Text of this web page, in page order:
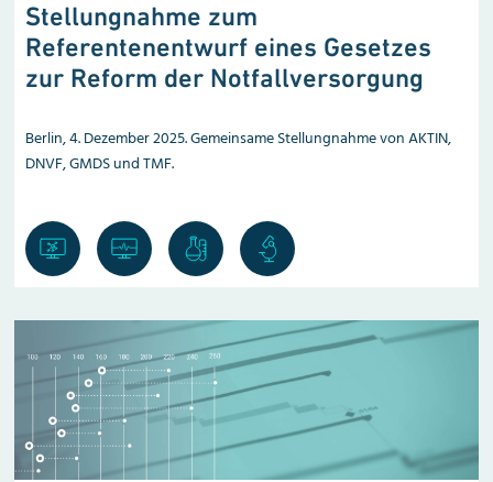
Stellungnahme zum
Referentenentwurf eines Gesetzes
zur Reform der Notfallversorgung
Berlin, 4. Dezember 2025. Gemeinsame Stellungnahme von AKTIN,
DNVF, GMDS und TMF.